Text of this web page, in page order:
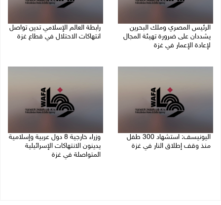
الرئيس المصري وملك البحرين
يشددان على ضرورة تهيئة المجال
لإعادة الإعمار في غزة
رابطة العالم الإسلامي تدين تواصل
انتهاكات الاحتلال في قطاع غزة
اليونيسف: استشهاد 300 طفل
منذ وقف إطلاق النار في غزة
وزراء خارجية 8 دول عربية وإسلامية
يدينون الانتهاكات الإسرائيلية
المتواصلة في غزة